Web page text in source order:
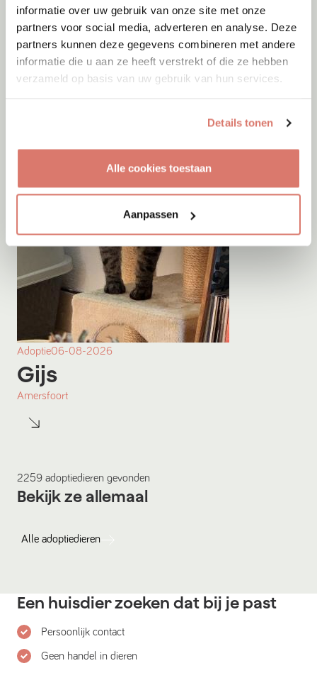
informatie over uw gebruik van onze site met onze
partners voor social media, adverteren en analyse. Deze
partners kunnen deze gegevens combineren met andere
informatie die u aan ze heeft verstrekt of die ze hebben
verzameld op basis van uw gebruik van hun services.
Details tonen
Alle cookies toestaan
Aanpassen
Adoptie06-08-2026
Gijs
Amersfoort
2259 adoptiedieren gevonden
Bekijk ze allemaal
Alle adoptiedieren
Een huisdier zoeken dat bij je past
Persoonlijk contact
Geen handel in dieren